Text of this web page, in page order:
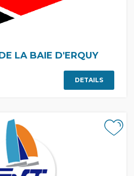
LA BAIE D'ERQUY
DETAILS